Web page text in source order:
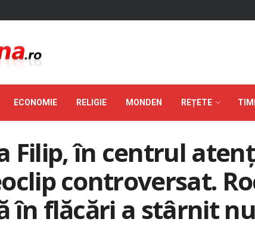
ECONOMIE RELIGIE MONDEN REȚETE
Filip, în centrul
controversat.
în flăcări a stârnit